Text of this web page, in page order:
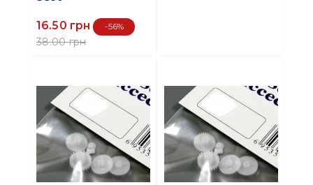
16.50 грн -56%
38.00 грн